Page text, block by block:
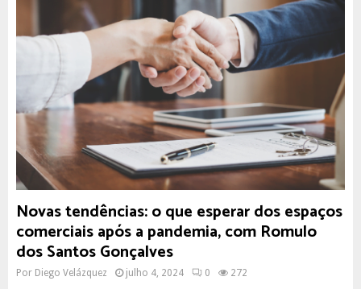
Novas tendências: o que esperar dos espaços
comerciais após a pandemia, com Romulo
dos Santos Gonçalves
Por Diego Velázquez julho 4, 2024 0 272